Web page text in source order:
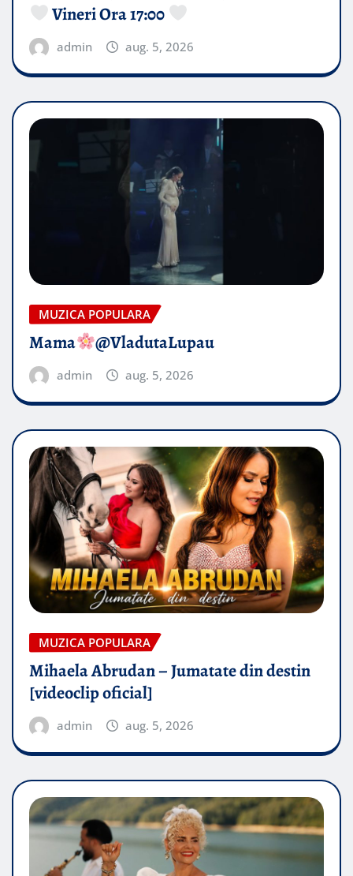
Vineri Ora 17:00
admin aug. 5, 2026
MUZICA POPULARA
Mama @VladutaLupau
admin aug. 5, 2026
MUZICA POPULARA
Mihaela Abrudan – Jumatate din destin
[videoclip oficial]
admin aug. 5, 2026